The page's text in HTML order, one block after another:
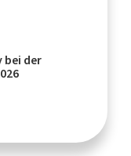
bei der